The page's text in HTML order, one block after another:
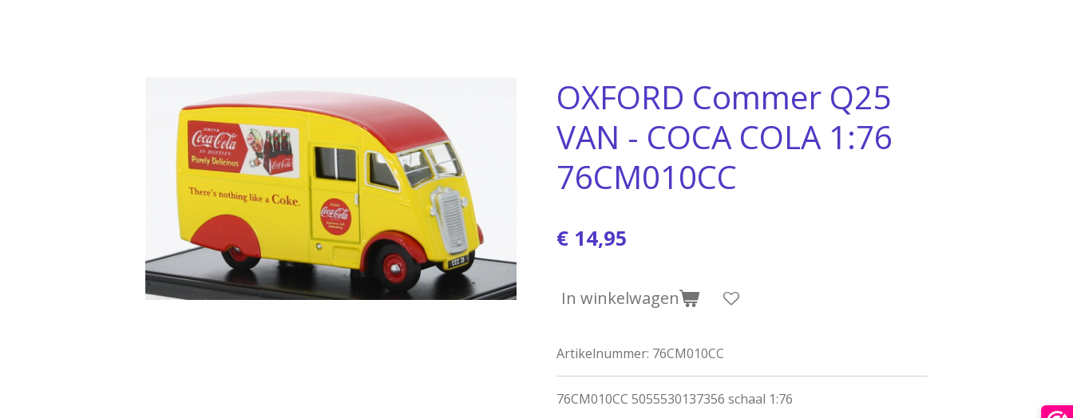
OXFORD Commer Q25
VAN - COCA COLA 1:76
76CM010CC
€ 14,95
In winkelwagen
Artikelnummer: 76CM010CC
76CM010CC 5055530137356 schaal 1:76